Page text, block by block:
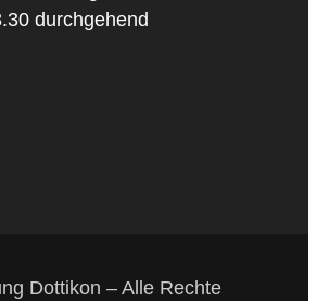
durchgehend
Dottikon – Alle Rechte